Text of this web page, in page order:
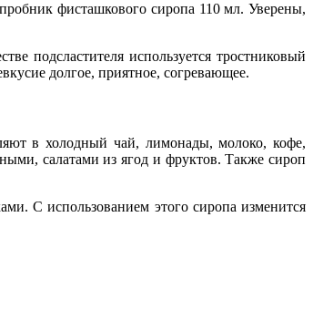
фисташкового сиропа 110 мл. Уверены,
подсластителя используется тростниковый
долгое, приятное, согревающее.
в холодный чай, лимонады, молоко, кофе,
салатами из ягод и фруктов. Также сироп
С использованием этого сиропа изменится